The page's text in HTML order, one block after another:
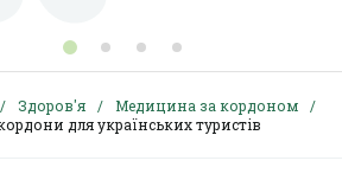
Здоров'я
Медицина за кордоном
для українських туристів